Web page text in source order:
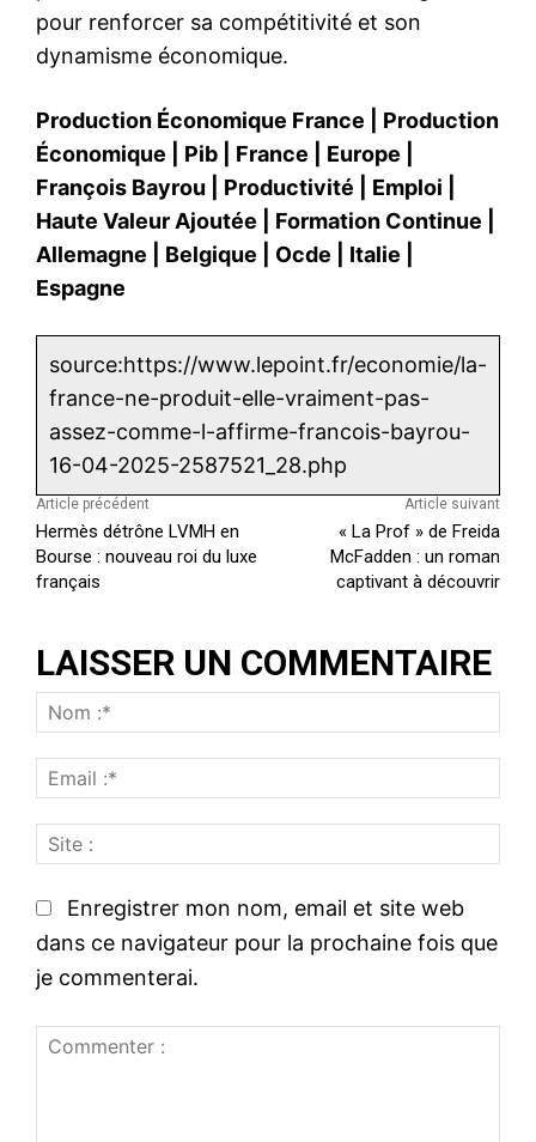
pour renforcer sa compétitivité et son
dynamisme économique.
Production Économique France
Production
Économique
Pib France Europe
François Bayrou
Productivité Emploi
Haute Valeur Ajoutée
Formation Continue
Allemagne
Belgique Ocde Italie
Espagne
source:https://www.lepoint.fr/economie/la-
france-ne-produit-elle-vraiment-pas-
assez-comme-l-affirme-francois-bayrou-
16-04-2025-2587521_28.php
Article précédent
Hermès détrône LVMH en
Bourse : nouveau roi du luxe
français
Article suivant
« La Prof » de Freida
McFadden : un roman
captivant à découvrir
LAISSER UN COMMENTAIRE
o
m
i
Enregistrer mon nom, email et site web
dans ce navigateur pour la prochaine fois que
je commenterai.